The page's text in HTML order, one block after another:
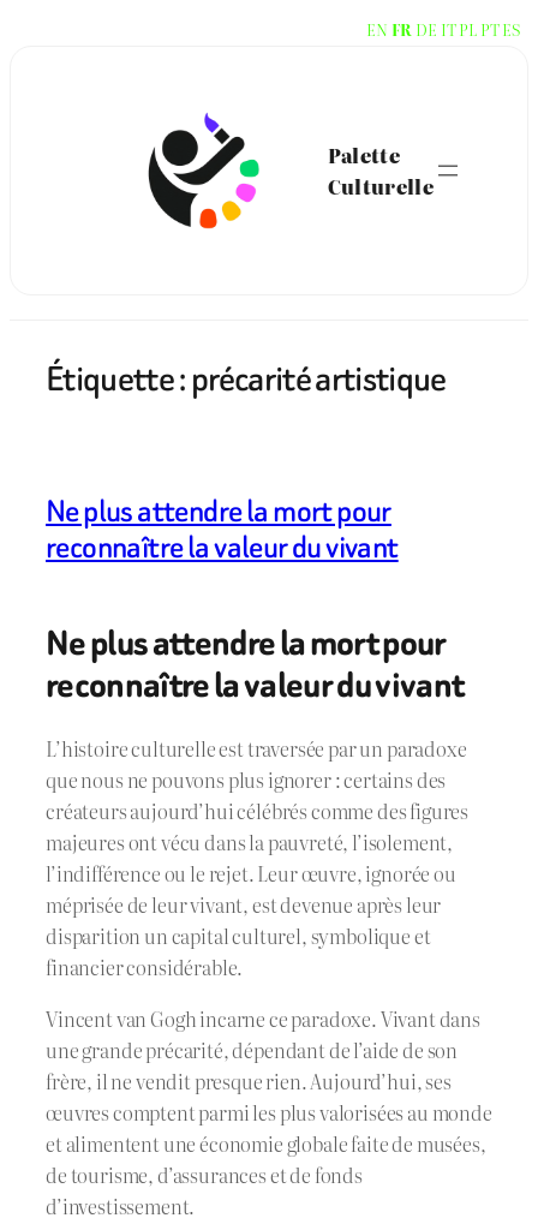
Palette
Culturelle
Étiquette :précarité artistique
Ne plus attendre la mort pour
reconnaître la valeur du vivant
Ne plus attendre la mort pour
reconnaître la valeur du vivant
L’histoire culturelle est traversée par un paradoxe
que nous ne pouvons plus ignorer : certains des
créateurs aujourd’hui célébrés comme des figures
majeures ont vécu dans la pauvreté, l’isolement,
l’indifférence ou le rejet. Leur œuvre, ignorée ou
méprisée de leur vivant, est devenue après leur
disparition un capital culturel, symbolique et
financier considérable.
Vincent van Gogh incarne ce paradoxe. Vivant dans
une grande précarité, dépendant de l’aide de son
frère, il ne vendit presque rien. Aujourd’hui, ses
œuvres comptent parmi les plus valorisées au monde
et alimentent une économie globale faite de musées,
de tourisme, d’assurances et de fonds
d’investissement.
EN FR DE ITPL PTES